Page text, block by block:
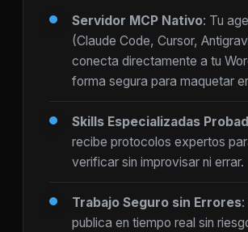
Servidor MCP Nativo: Tu
(Claude Code, Cursor,
conecta directamente a tu
forma segura para maquetar
Skills Especializadas
recibe protocolos expertos
verificar sin improvisar ni errar.
Trabajo Seguro sin Errores
publica en tiempo real sin